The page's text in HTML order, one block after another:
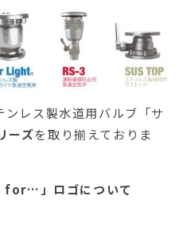
レス製水道用バルブ「サ
ーズを取り揃えておりま
for…」ロゴについて